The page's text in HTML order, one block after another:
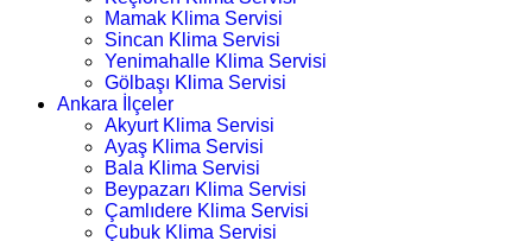
Mamak Klima Servisi
Sincan Klima Servisi
Yenimahalle Klima Servisi
Gölbaşı Klima Servisi
Ankara İlçeler
Akyurt Klima Servisi
Ayaş Klima Servisi
Bala Klima Servisi
Beypazarı Klima Servisi
Çamlıdere Klima Servisi
Çubuk Klima Servisi